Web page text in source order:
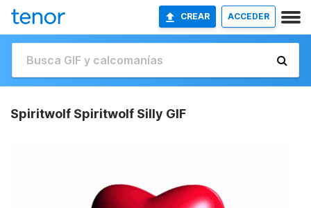
CREAR ACCEDER
Spiritwolf Spiritwolf Silly GIF